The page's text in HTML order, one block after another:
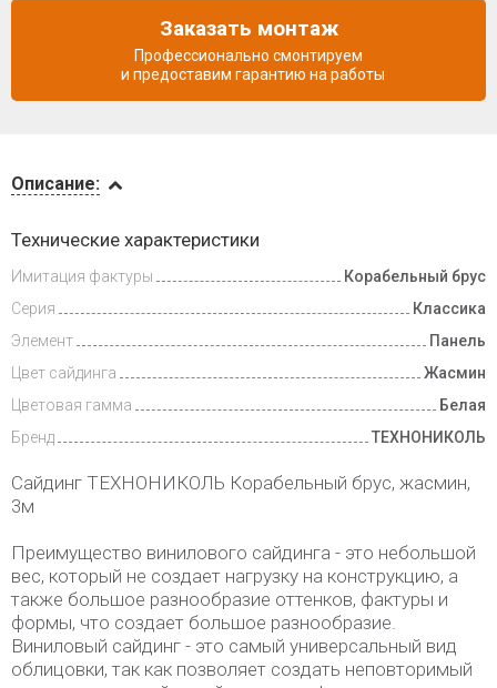
и оплата
Описание:
Технические характеристики
Имитация фактуры
Корабельный брус
Серия
Классика
Элемент
Панель
Цвет сайдинга
Жасмин
Цветовая гамма
Белая
Бренд
ТЕХНОНИКОЛЬ
Сайдинг ТЕХНОНИКОЛЬ Корабельный брус, жасмин,
3м
Преимущество винилового сайдинга - это небольшой
вес, который не создает нагрузку на конструкцию, а
также большое разнообразие оттенков, фактуры и
формы, что создает большое разнообразие.
Виниловый сайдинг - это самый универсальный вид
облицовки, так как позволяет создать неповторимый
Заказать монтаж
Профессионально смонтируем
и предоставим гарантию на работы